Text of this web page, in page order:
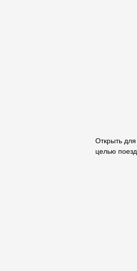
Открыть
целью